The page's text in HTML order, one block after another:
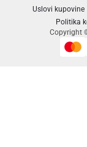
Uslovi kupovine
Politika
Copyright